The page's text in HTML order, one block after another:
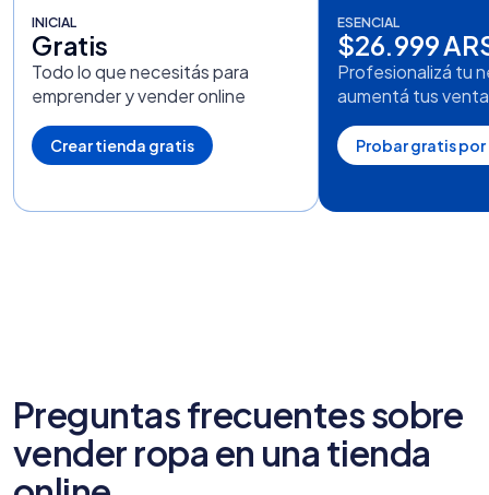
INICIAL
Gratis
Todo lo que necesitás para
emprender y vender online
Crear tienda gratis
ESENCIAL
$26.999
Profesionalizá tu
aumentá tus
Probar gratis por
Preguntas frecuentes sobre
vender ropa en una tienda